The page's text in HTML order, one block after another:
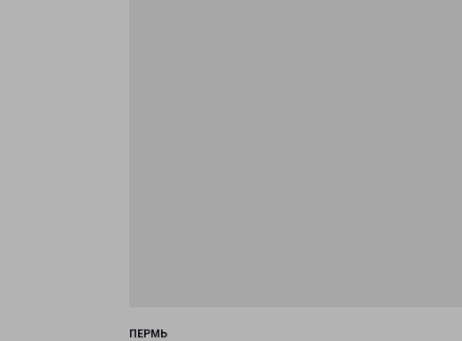
ПЕРМЬ